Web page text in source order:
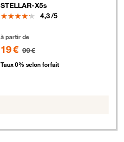
STELLAR-X5s
Note
4,3/5
à partir de
19 € 99 €
Taux 0% selon forfait